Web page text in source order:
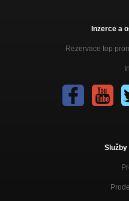
Inzerce a
Rezervace top
Služby